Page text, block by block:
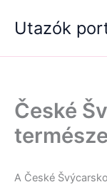
Utazók
České
A České